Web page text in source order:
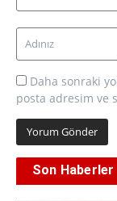
Daha sonraki
posta adresim ve
Son Haberler